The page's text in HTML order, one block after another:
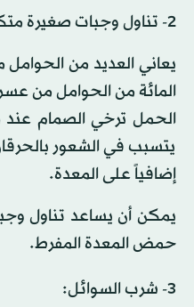
2- تناول وجبات صغيرة متكررة طوال اليوم:
المائة من الحوامل من
الحمل ترخي الصمام عند
يتسبب في الشعور
إضافياً على المعدة.
حمض المعدة المفرط.
3- شرب السوائل: